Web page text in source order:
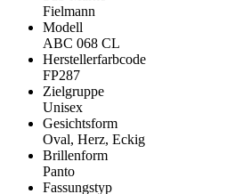
Fielmann
Modell
ABC 068 CL
Herstellerfarbcode
FP287
Zielgruppe
Unisex
Gesichtsform
Oval, Herz, Eckig
Brillenform
Panto
Fassungstyp